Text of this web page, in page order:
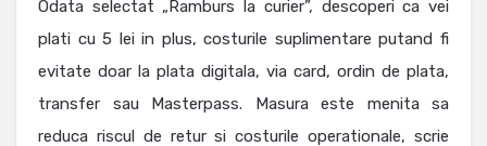
Odata selectat „Ramburs la curier”, descoperi ca vei
plati cu 5 lei in plus, costurile suplimentare putand fi
evitate doar la plata digitala, via card, ordin de plata,
transfer sau Masterpass. Masura este menita sa
reduca riscul de retur si costurile operationale, scrie